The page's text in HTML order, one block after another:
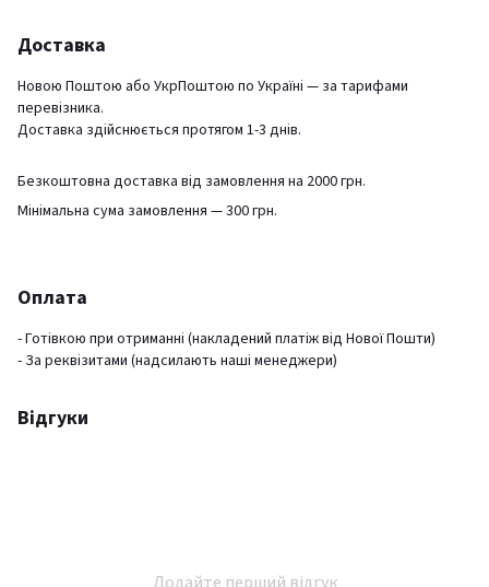
Доставка
Новою Поштою або УкрПоштою по Україні — за тарифами
перевізника.
Доставка здійснюється протягом 1-3 днів.
Безкоштовна доставка від замовлення на 2000 грн.
Мінімальна сума замовлення — 300 грн.
Оплата
- Готівкою при отриманні (накладений платіж від Нової Пошти)
- За реквізитами (надсилають наші менеджери)
Відгуки
Додайте перший відгук